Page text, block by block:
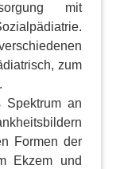
mit
zum
an
Formen der
Ekzem und